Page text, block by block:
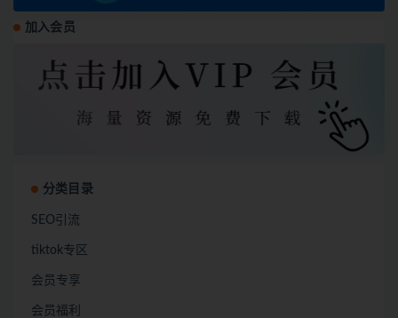
加入会员
分类目录
SEO引流
tiktok专区
会员专享
会员福利